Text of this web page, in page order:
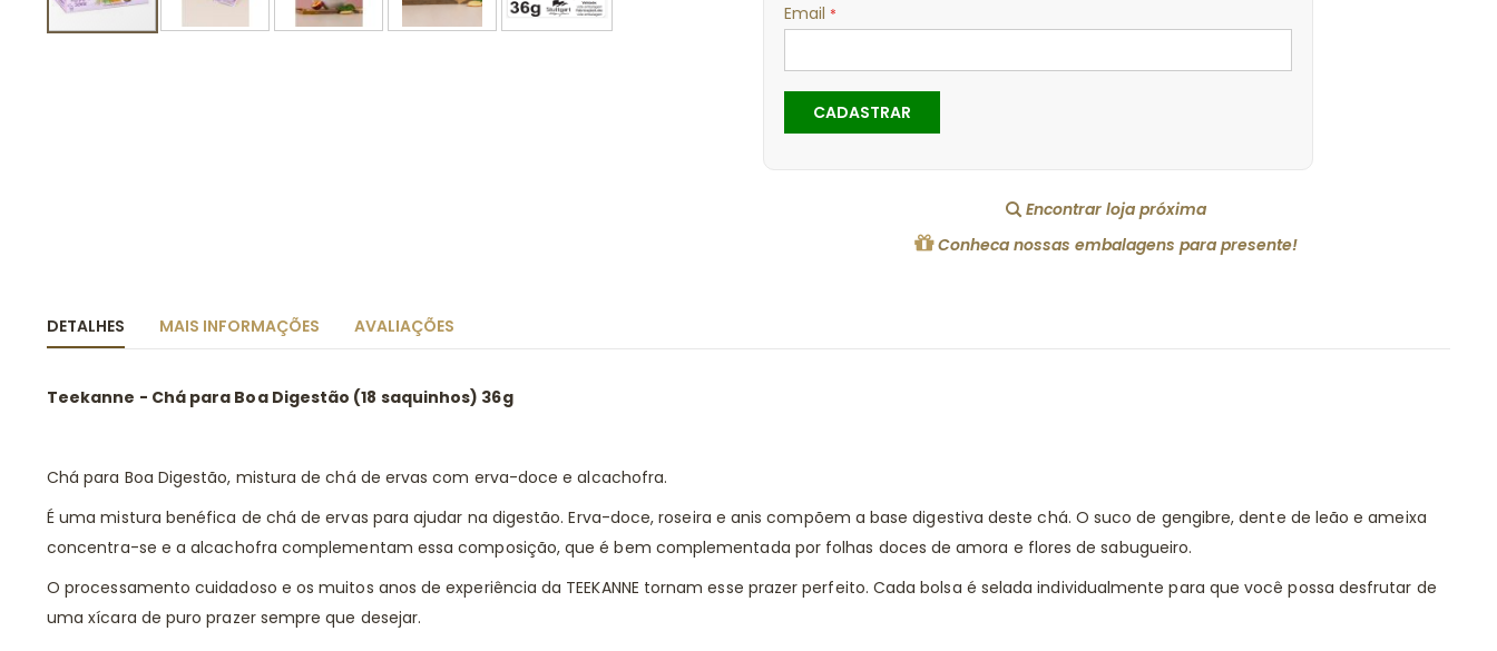
Email
CADASTRAR
Encontrar loja próxima
Conheca nossas embalagens para presente!
DETALHES
Teekanne - Chá para Boa Digestão (18 saquinhos) 36g
Chá para Boa Digestão, mistura de chá de ervas com erva-doce e alcachofra.
É uma mistura benéfica de chá de ervas para ajudar na digestão. Erva-doce, roseira e anis compõem a base digestiva deste chá. O suco de gengibre, dente de leão e ameixa
concentra-se e a alcachofra complementam essa composição, que é bem complementada por folhas doces de amora e flores de sabugueiro.
O processamento cuidadoso e os muitos anos de experiência da TEEKANNE tornam esse prazer perfeito. Cada bolsa é selada individualmente para que você possa desfrutar de
uma xícara de puro prazer sempre que desejar.
MAIS INFORMAÇÕES AVALIAÇÕES